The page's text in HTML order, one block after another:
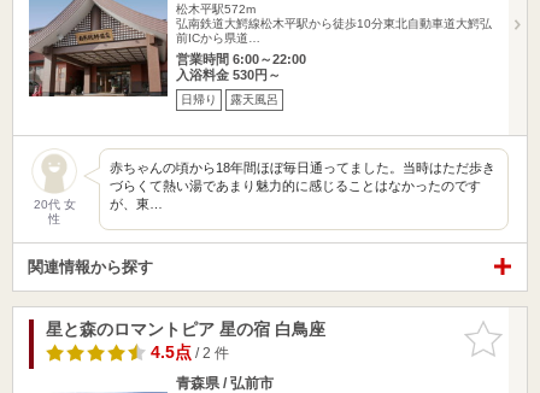
松木平駅572m
弘南鉄道大鰐線松木平駅から徒歩10分東北自動車道大鰐弘
前ICから県道…
営業時間 6:00～22:00
入浴料金 530円～
日帰り 露天風呂
20代 女
性
赤ちゃんの頃から18年間ほぼ毎日通ってました。当時はただ歩き
づらくて熱い湯であまり魅力的に感じることはなかったのです
が、東…
関連情報から探す
お気に入
りに追加
星と森のロマントピア 星の宿 白鳥座
4.5点/ 2 件
青森県 / 弘前市